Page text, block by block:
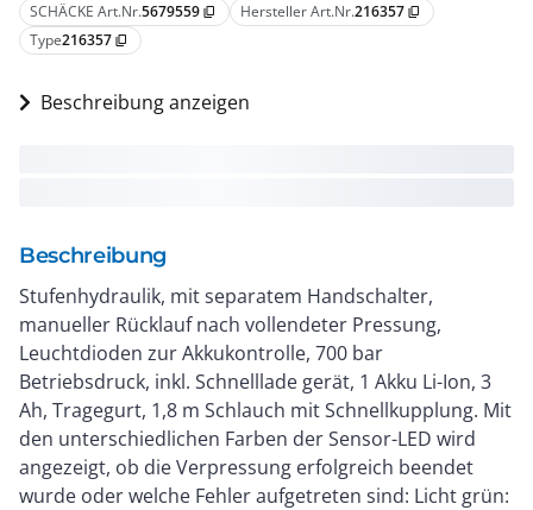
SCHÄCKE Art.Nr.5679559 content_copy Hersteller Art.Nr.216357 content_copy
Type216357 content_copy
Beschreibung anzeigen
Beschreibung
Stufenhydraulik, mit separatem Handschalter,
manueller Rücklauf nach vollendeter Pressung,
Leuchtdioden zur Akkukontrolle, 700 bar
Betriebsdruck, inkl. Schnelllade gerät, 1 Akku Li-Ion, 3
Ah, Tragegurt, 1,8 m Schlauch mit Schnellkupplung. Mit
den unterschiedlichen Farben der Sensor-LED wird
angezeigt, ob die Verpressung erfolgreich beendet
wurde oder welche Fehler aufgetreten sind: Licht grün: